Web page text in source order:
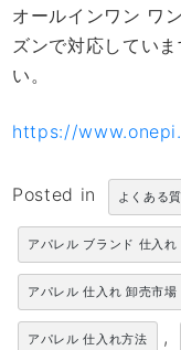
オールインワン ワ
ズンで対応してい
い。
https://
Posted in よくある
アパレル ブランド 仕入れ
アパレル 仕入れ 卸売市場
アパレル 仕入れ方法 ,